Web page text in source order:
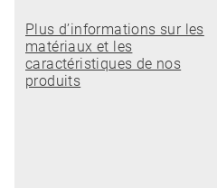
Plus d’informations sur les
matériaux et les
caractéristiques de nos
produits